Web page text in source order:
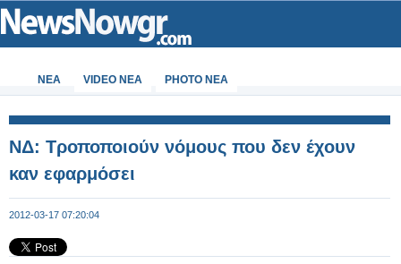
ΝΕΑ VIDEO NEA PHOTO NEA
ΝΔ: Τροποποιούν νόμους που δεν έχουν
καν εφαρμόσει
2012-03-17 07:20:04